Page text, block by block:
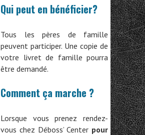
Qui peut en bénéficier?
Tous les pères de famille
peuvent participer. Une copie de
votre livret de famille pourra
être demandé.
Comment ça marche ?
Lorsque vous prenez rendez-
vous chez Déboss’ Center pour